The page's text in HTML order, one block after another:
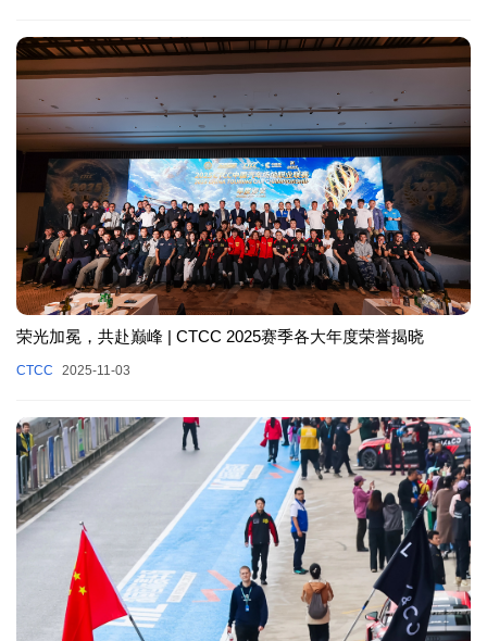
荣光加冕，共赴巅峰 | CTCC 2025赛季各大年度荣誉揭晓
CTCC 2025-11-03